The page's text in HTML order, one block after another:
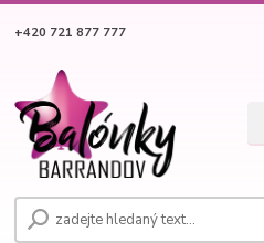
+420 721 877 777